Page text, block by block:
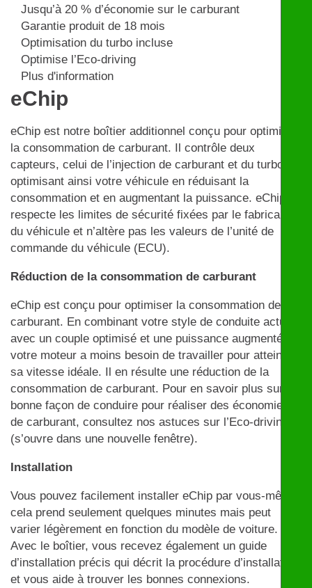
Jusqu’à 20 % d’économie sur le carburant
Garantie produit de 18 mois
Optimisation du turbo incluse
Optimise l’Eco-driving
Plus d'information
eChip
eChip est notre boîtier additionnel conçu pour optimiser
la consommation de carburant. Il contrôle deux
capteurs, celui de l’injection de carburant et du turbo,
optimisant ainsi votre véhicule en réduisant la
consommation et en augmentant la puissance. eChip
respecte les limites de sécurité fixées par le fabricant
du véhicule et n’altère pas les valeurs de l’unité de
commande du véhicule (ECU).
Réduction de la consommation de carburant
eChip est conçu pour optimiser la consommation de
carburant. En combinant votre style de conduite actuel
avec un couple optimisé et une puissance augmentée,
votre moteur a moins besoin de travailler pour atteindre
sa vitesse idéale. Il en résulte une réduction de la
consommation de carburant. Pour en savoir plus sur la
bonne façon de conduire pour réaliser des économies
de carburant, consultez nos astuces sur l’Eco-driving
(s’ouvre dans une nouvelle fenêtre).
Installation
Vous pouvez facilement installer eChip par vous-même,
cela prend seulement quelques minutes mais peut
varier légèrement en fonction du modèle de voiture.
Avec le boîtier, vous recevez également un guide
d’installation précis qui décrit la procédure d’installation
et vous aide à trouver les bonnes connexions.